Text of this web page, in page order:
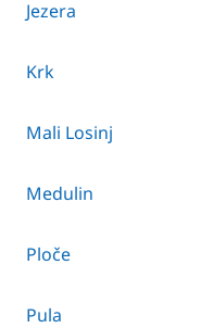
Jezera
Krk
Mali Losinj
Medulin
Ploče
Pula